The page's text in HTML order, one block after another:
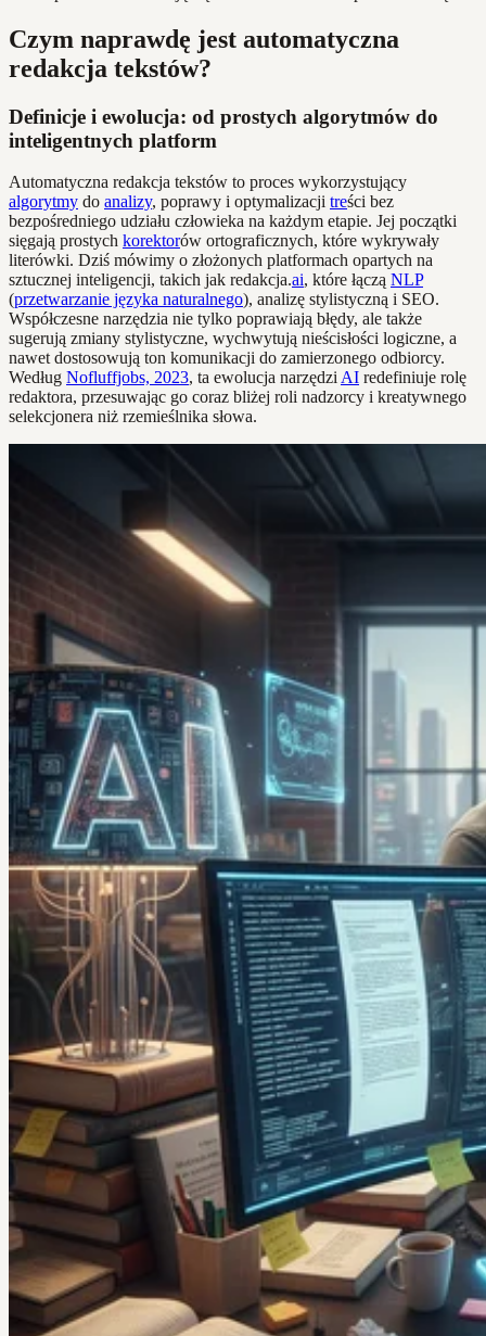
Czym naprawdę jest automatyczna
redakcja tekstów?
Definicje i ewolucja: od prostych algorytmów do
inteligentnych platform
Automatyczna redakcja tekstów to proces wykorzystujący
algorytmy do analizy, poprawy i optymalizacji treści bez
bezpośredniego udziału człowieka na każdym etapie. Jej początki
sięgają prostych korektorów ortograficznych, które wykrywały
literówki. Dziś mówimy o złożonych platformach opartych na
sztucznej inteligencji, takich jak redakcja.ai, które łączą NLP
(przetwarzanie języka naturalnego), analizę stylistyczną i SEO.
Współczesne narzędzia nie tylko poprawiają błędy, ale także
sugerują zmiany stylistyczne, wychwytują nieścisłości logiczne, a
nawet dostosowują ton komunikacji do zamierzonego odbiorcy.
Według Nofluffjobs, 2023, ta ewolucja narzędzi AI redefiniuje rolę
redaktora, przesuwając go coraz bliżej roli nadzorcy i kreatywnego
selekcjonera niż rzemieślnika słowa.